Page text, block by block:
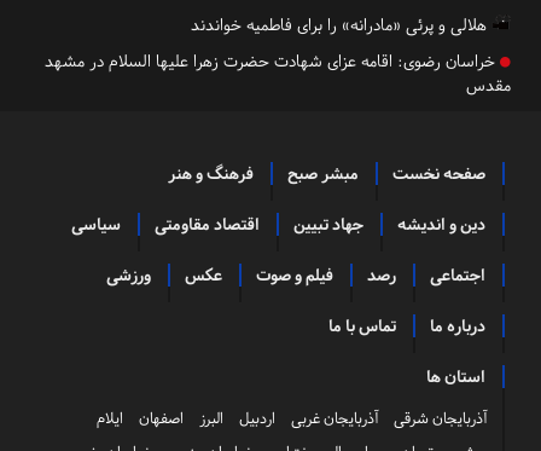
هلالی و پرئی «مادرانه» را برای فاطمیه خواندند
خراسان رضوی: اقامه عزای شهادت حضرت زهرا علیها السلام در مشهد
مقدس
صفحه نخست مبشر صبح فرهنگ و هنر
دین و اندیشه جهاد تبیین اقتصاد مقاومتی سیاسی
اجتماعی رصد فیلم و صوت عکس ورزشی
درباره ما تماس با ما
استان ها
آذربایجان شرقی آذربایجان غربی اردبیل البرز اصفهان
ایلام